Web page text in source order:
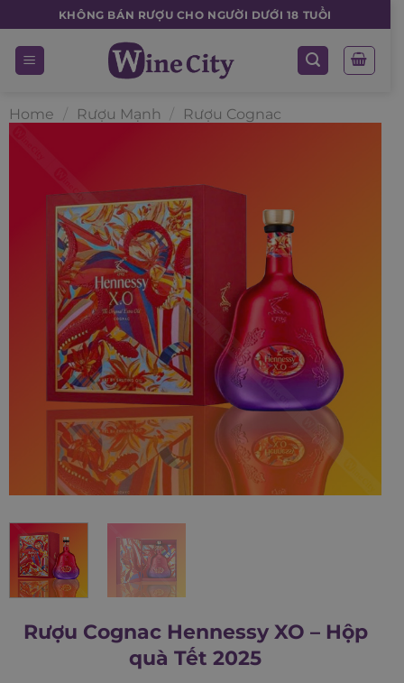
to
content
KHÔNG BÁN RƯỢU CHO NGƯỜI DƯỚI 18 TUỔI
Home / Rượu Mạnh / Rượu Cognac
Rượu Cognac Hennessy XO – Hộp
quà Tết 2025